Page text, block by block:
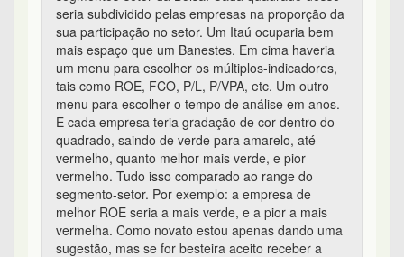
seria subdividido pelas empresas na proporção da
sua participação no setor. Um Itaú ocuparia bem
mais espaço que um Banestes. Em cima haveria
um menu para escolher os múltiplos-indicadores,
tais como ROE, FCO, P/L, P/VPA, etc. Um outro
menu para escolher o tempo de análise em anos.
E cada empresa teria gradação de cor dentro do
quadrado, saindo de verde para amarelo, até
vermelho, quanto melhor mais verde, e pior
vermelho. Tudo isso comparado ao range do
segmento-setor. Por exemplo: a empresa de
melhor ROE seria a mais verde, e a pior a mais
vermelha. Como novato estou apenas dando uma
sugestão, mas se for besteira aceito receber a